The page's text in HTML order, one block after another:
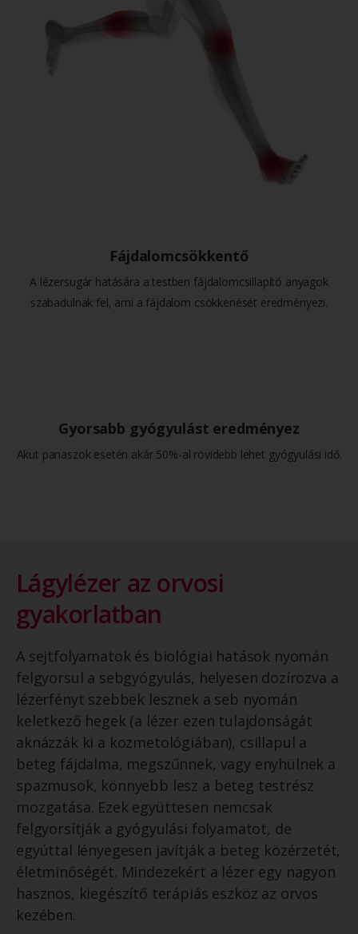
Fájdalomcsökkentő
A lézersugár hatására a testben fájdalomcsillapító anyagok
szabadulnak fel, ami a fájdalom csökkenését eredményezi.
Gyorsabb gyógyulást eredményez
Akut panaszok esetén akár 50%-al rövidebb lehet gyógyulási idő.
Lágylézer az orvosi
gyakorlatban
A sejtfolyamatok és biológiai hatások nyomán
felgyorsul a sebgyógyulás, helyesen dozírozva a
lézerfényt szebbek lesznek a seb nyomán
keletkező hegek (a lézer ezen tulajdonságát
aknázzák ki a kozmetológiában), csillapul a
beteg fájdalma, megszűnnek, vagy enyhülnek a
spazmusok, könnyebb lesz a beteg testrész
mozgatása. Ezek együttesen nemcsak
felgyorsítják a gyógyulási folyamatot, de
egyúttal lényegesen javítják a beteg közérzetét,
életminőségét. Mindezekért a lézer egy nagyon
hasznos, kiegészítő terápiás eszköz az orvos
kezében.